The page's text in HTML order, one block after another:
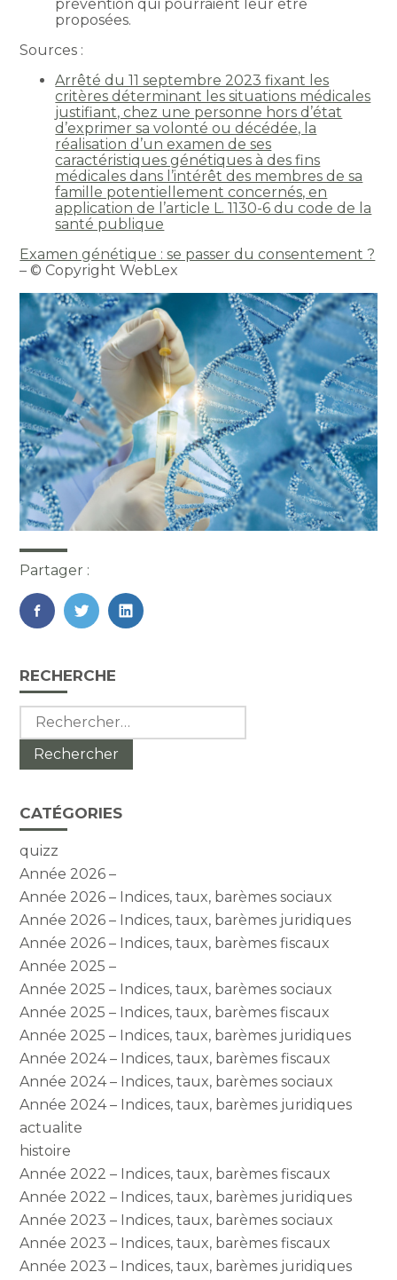
prévention qui pourraient leur être
proposées.
Sources :
Arrêté du 11 septembre 2023 fixant les
critères déterminant les situations médicales
justifiant, chez une personne hors d’état
d’exprimer sa volonté ou décédée, la
réalisation d’un examen de ses
caractéristiques génétiques à des fins
médicales dans l’intérêt des membres de sa
famille potentiellement concernés, en
application de l’article L. 1130-6 du code de la
santé publique
Examen génétique : se passer du consentement ?
– © Copyright WebLex
Partager :
FaceBook
TwitterLinkedIn
Blog
sidebar
RECHERCHE
Rechercher :
CATÉGORIES
quizz
Année 2026 –
Année 2026 – Indices, taux, barèmes sociaux
Année 2026 – Indices, taux, barèmes juridiques
Année 2026 – Indices, taux, barèmes fiscaux
Année 2025 –
Année 2025 – Indices, taux, barèmes sociaux
Année 2025 – Indices, taux, barèmes fiscaux
Année 2025 – Indices, taux, barèmes juridiques
Année 2024 – Indices, taux, barèmes fiscaux
Année 2024 – Indices, taux, barèmes sociaux
Année 2024 – Indices, taux, barèmes juridiques
actualite
histoire
Année 2022 – Indices, taux, barèmes fiscaux
Année 2022 – Indices, taux, barèmes juridiques
Année 2023 – Indices, taux, barèmes sociaux
Année 2023 – Indices, taux, barèmes fiscaux
Année 2023 – Indices, taux, barèmes juridiques